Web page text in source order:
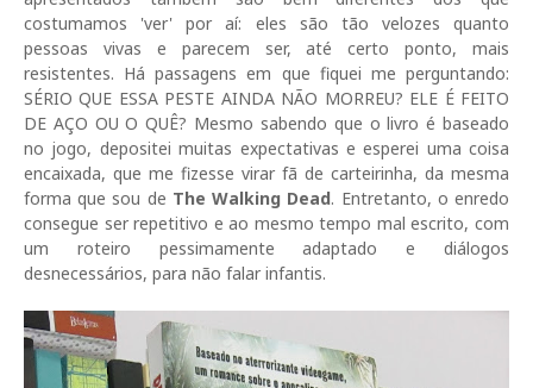
costumamos 'ver' por aí: eles são tão velozes quanto
pessoas vivas e parecem ser, até certo ponto, mais
resistentes. Há passagens em que fiquei me perguntando:
SÉRIO QUE ESSA PESTE AINDA NÃO MORREU? ELE É FEITO
DE AÇO OU O QUÊ? Mesmo sabendo que o livro é baseado
no jogo, depositei muitas expectativas e esperei uma coisa
encaixada, que me fizesse virar fã de carteirinha, da mesma
forma que sou de The Walking Dead. Entretanto, o enredo
consegue ser repetitivo e ao mesmo tempo mal escrito, com
um roteiro pessimamente adaptado e diálogos
desnecessários, para não falar infantis.